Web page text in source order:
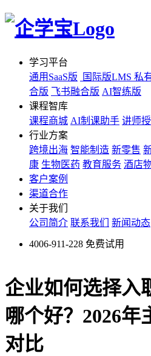
学习平台
通用SaaS版
国际版LMS 私
合版 飞书融合版 AI智练版
课程智库
课程商城 AI制课助手 讲师
行业方案
跨境出海 智能制造 新零售
康 生物医药 教育服务 酒店
客户案例
渠道合作
关于我们
公司简介 联系我们 新闻动态
4006-911-228 免费试用
企业如何选择入
哪个好？2026年
对比